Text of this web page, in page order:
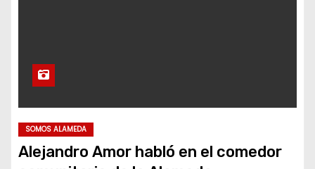
SOMOS ALAMEDA
Alejandro Amor habló en el comedor